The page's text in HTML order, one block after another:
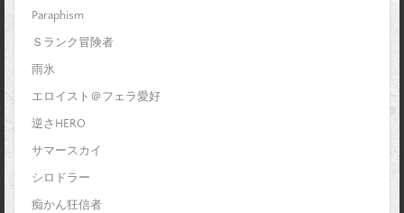
Paraphism
Ｓランク冒険者
雨氷
エロイスト＠フェラ愛好
逆さHERO
サマースカイ
シロドラー
痴かん狂信者